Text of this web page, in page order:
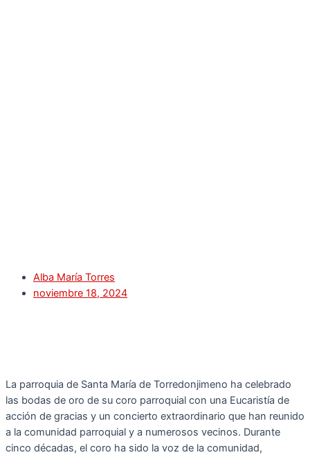
Alba María Torres
noviembre 18, 2024
La parroquia de Santa María de Torredonjimeno ha celebrado
las bodas de oro de su coro parroquial con una Eucaristía de
acción de gracias y un concierto extraordinario que han reunido
a la comunidad parroquial y a numerosos vecinos. Durante
cinco décadas, el coro ha sido la voz de la comunidad,